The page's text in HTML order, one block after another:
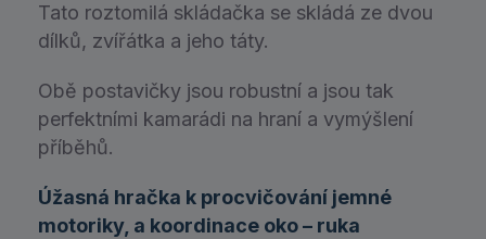
Tato roztomilá skládačka se skládá ze dvou
dílků, zvířátka a jeho táty.
Obě postavičky jsou robustní a jsou tak
perfektními kamarádi na hraní a vymýšlení
příběhů.
Úžasná hračka k procvičování jemné
motoriky, a koordinace oko – ruka